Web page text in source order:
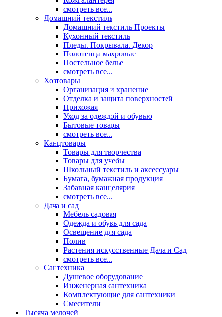
смотреть все...
Домашний текстиль
Домашний текстиль Проекты
Кухонный текстиль
Пледы. Покрывала. Декор
Полотенца махровые
Постельное белье
смотреть все...
Хозтовары
Организация и хранение
Отделка и защита поверхностей
Прихожая
Уход за одеждой и обувью
Бытовые товары
смотреть все...
Канцтовары
Товары для творчества
Товары для учебы
Школьный текстиль и аксессуары
Бумага, бумажная продукция
Забавная канцелярия
смотреть все...
Дача и сад
Мебель садовая
Одежда и обувь для сада
Освещение для сада
Полив
Растения искусственные Дача и Сад
смотреть все...
Сантехника
Душевое оборудование
Инженерная сантехника
Комплектующие для сантехники
Смесители
Тысяча мелочей